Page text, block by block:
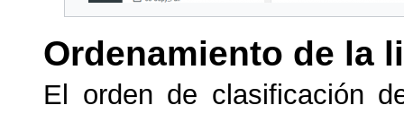
Ordenamiento de la
El orden de clasificación